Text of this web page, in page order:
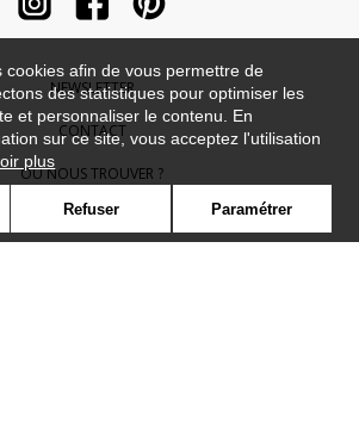
NEWSLETTER
CONTACT
OÙ NOUS TROUVER ?
CONTRACT
cookies afin de vous permettre de
des statistiques pour optimiser les
et personnaliser le contenu. En
sur ce site, vous acceptez l'utilisation
plus
Refuser Paramétrer